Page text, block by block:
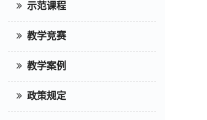
示范课程
教学竞赛
教学案例
政策规定